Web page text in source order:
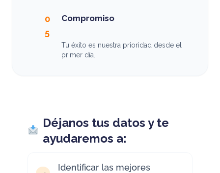
0
5
Compromiso
Tu éxito es nuestra prioridad desde el
primer día.
Déjanos tus datos y te
ayudaremos a:
Identificar las mejores